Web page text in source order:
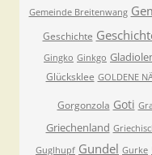
Gemeinde Breitenwang
Geschichte
Gingko Ginkgo
Glücksklee GOLDENE
Gorgonzola Goti
Griechenland
Guglhupf Gundel Gurke